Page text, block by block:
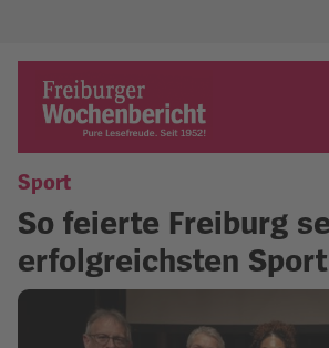
content
Freiburger Wochenbericht
Sport
So feierte Freiburg
erfolgreichsten